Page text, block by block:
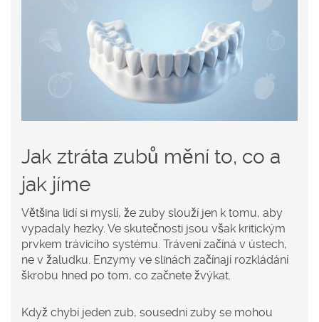
Jak ztráta zubů mění to, co a
jak jíme
Většina lidí si myslí, že zuby slouží jen k tomu, aby
vypadaly hezky. Ve skutečnosti jsou však kritickým
prvkem trávicího systému. Trávení začíná v ústech,
ne v žaludku. Enzymy ve slinách začínají rozkládání
škrobu hned po tom, co začnete žvýkat.
Když chybí jeden zub, sousední zuby se mohou